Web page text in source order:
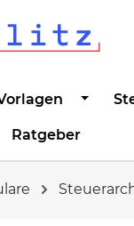
Ratgeber